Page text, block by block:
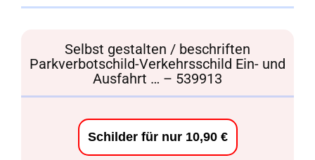
Selbst gestalten / beschriften
Parkverbotschild-Verkehrsschild Ein- und
Ausfahrt … – 539913
Schilder für nur 10,90 €